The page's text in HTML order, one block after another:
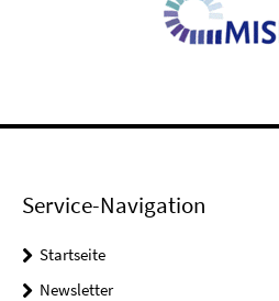
Service-Navigation
Startseite
Newsletter